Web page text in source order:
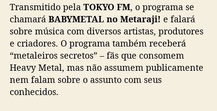
d
e
r
á
d
i
o
Transmitido pela TOKYO FM, o programa se
chamará BABYMETAL no Metaraji! e falará
sobre música com diversos artistas, produtores
e criadores. O programa também receberá
“metaleiros secretos” – fãs que consomem
Heavy Metal, mas não assumem publicamente
nem falam sobre o assunto com seus
conhecidos.